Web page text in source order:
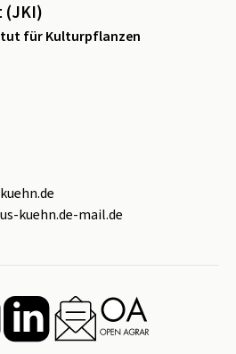
(JKI)
für Kulturpflanzen
kuehn.de-mail.de